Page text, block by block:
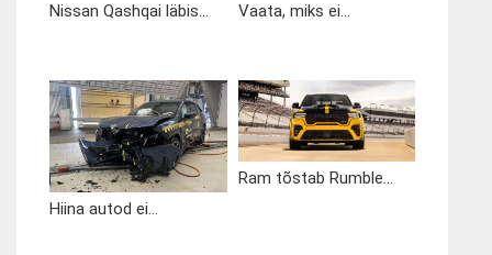
Nissan Qashqai läbis... Vaata, miks ei...
Hiina autod ei...
Ram tõstab Rumble...